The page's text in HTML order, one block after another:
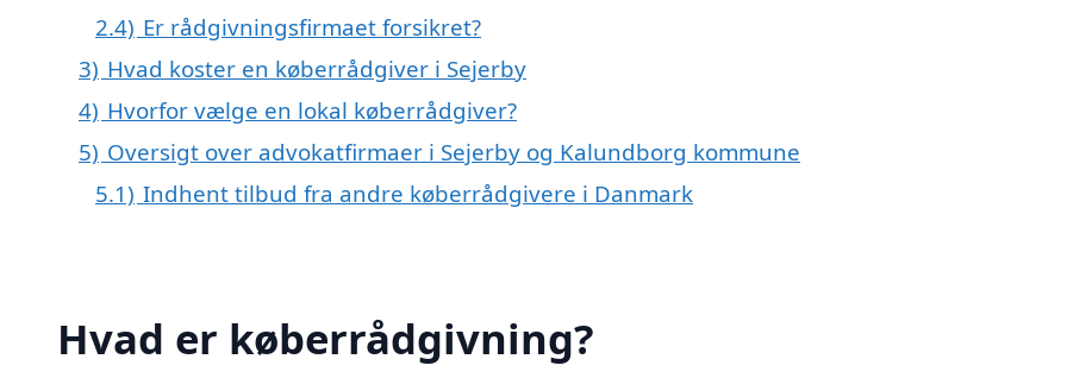
2.4) Er rådgivningsfirmaet forsikret?
3) Hvad koster en køberrådgiver i Sejerby
4) Hvorfor vælge en lokal køberrådgiver?
5) Oversigt over advokatfirmaer i Sejerby og Kalundborg kommune
5.1) Indhent tilbud fra andre køberrådgivere i Danmark
Hvad er køberrådgivning?